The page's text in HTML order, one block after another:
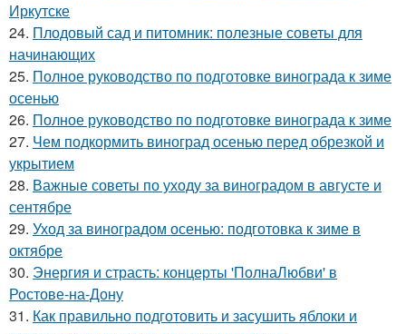
Иркутске
24. Плодовый сад и питомник: полезные советы для
начинающих
25. Полное руководство по подготовке винограда к зиме
осенью
26. Полное руководство по подготовке винограда к зиме
27. Чем подкормить виноград осенью перед обрезкой и
укрытием
28. Важные советы по уходу за виноградом в августе и
сентябре
29. Уход за виноградом осенью: подготовка к зиме в
октябре
30. Энергия и страсть: концерты 'ПолнаЛюбви' в
Ростове-на-Дону
31. Как правильно подготовить и засушить яблоки и